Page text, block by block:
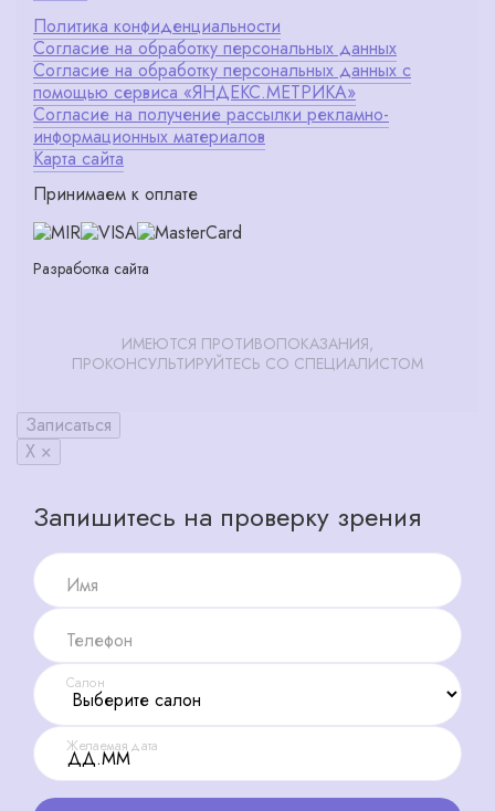
Политика конфиденциальности
Согласие на обработку персональных данных
Согласие на обработку персональных данных с
помощью сервиса «ЯНДЕКС.МЕТРИКА»
Согласие на получение рассылки рекламно-
информационных материалов
Карта сайта
Принимаем к оплате
Разработка сайта
ИМЕЮТСЯ ПРОТИВОПОКАЗАНИЯ,
ПРОКОНСУЛЬТИРУЙТЕСЬ СО СПЕЦИАЛИСТОМ
Записаться
X ×
Запишитесь на проверку зрения
Имя
Телефон
Салон
Желаемая дата